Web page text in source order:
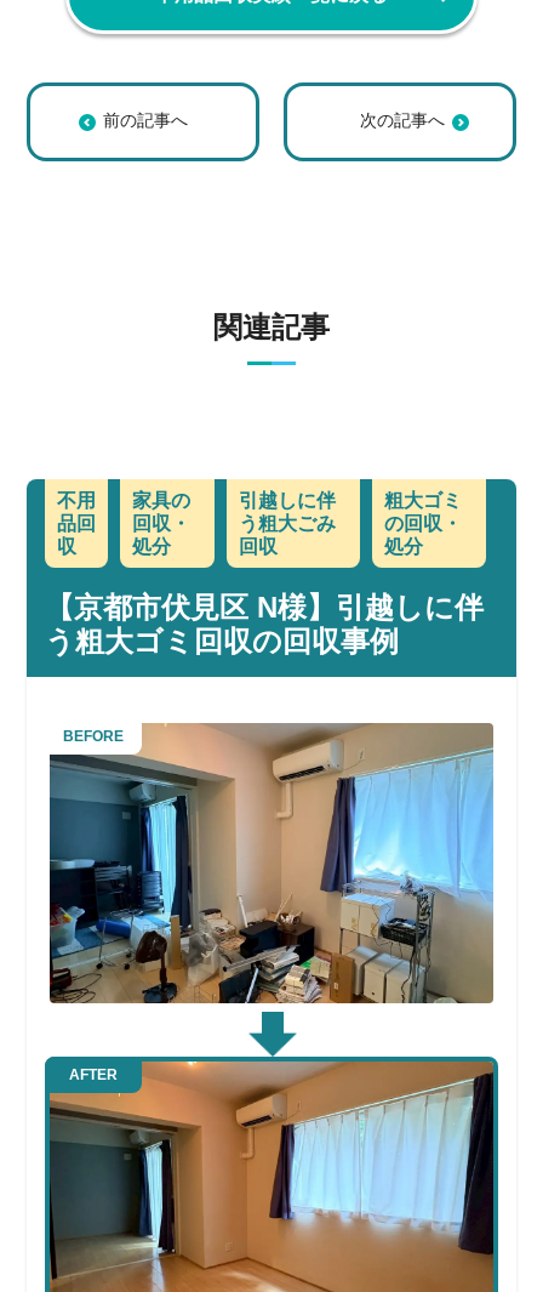
【京都市右京区 H
【京都市山科区 S
関連記事
不用
品回
収
家具の
回収・
処分
引越しに伴
う粗大ごみ
回収
粗大ゴミ
の回収・
処分
【京都市伏見区 N様】引越しに伴
う粗大ゴミ回収の回収事例
BEFORE
AFTER